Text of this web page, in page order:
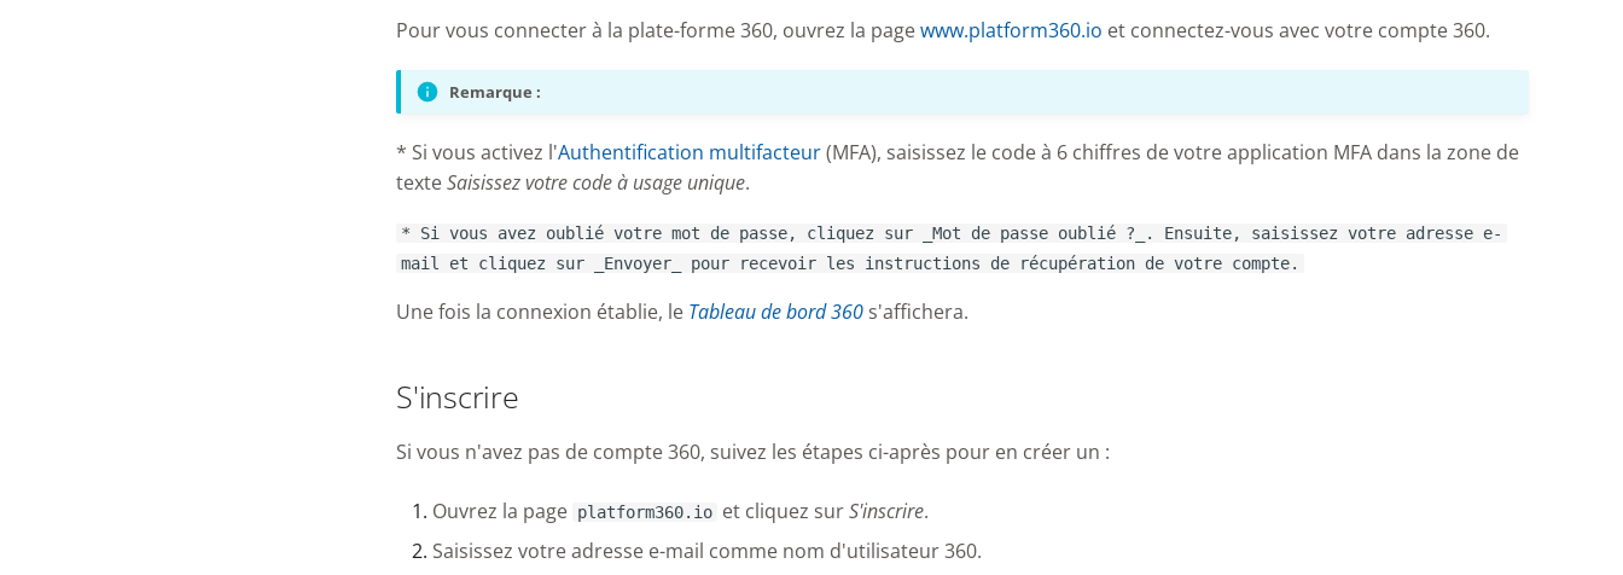
Pour vous connecter à la plate-forme 360, ouvrez la pagewww.platform360.io et connectez-vous avec votre compte 360.
Remarque :
* Si vous activez l'Authentification multifacteur(MFA), saisissez le code à 6 chiffres de votre application MFA dans la zone de
texteSaisissez votre code à usage unique.
* Si vous avez oublié votre mot de passe, cliquez sur _Mot de passe oublié ?_. Ensuite, saisissez votre adresse e-
mail et cliquez sur _Envoyer_ pour recevoir les instructions de récupération de votre compte.
Une fois la connexion établie, le Tableau de bord 360 s'affichera.
S'inscrire
Si vous n'avez pas de compte 360, suivez les étapes ci-après pour en créer un :
Ouvrez la page platform360.io et cliquez surS'inscrire.
Saisissez votre adresse e-mail comme nom d'utilisateur 360.